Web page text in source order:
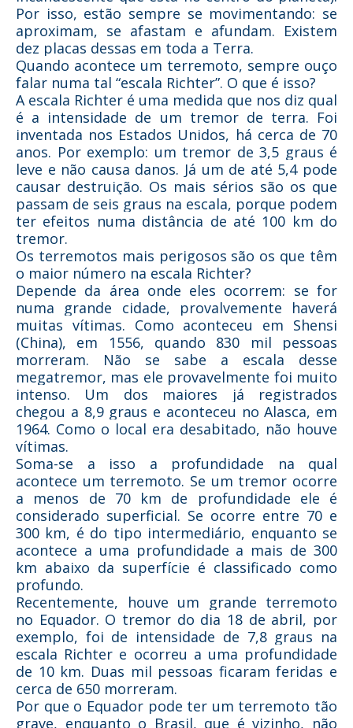
Por isso, estão sempre se movimentando: se
aproximam, se afastam e afundam. Existem
dez placas dessas em toda a Terra.
Quando acontece um terremoto, sempre ouço
falar numa tal “escala Richter”. O que é isso?
A escala Richter é uma medida que nos diz qual
é a intensidade de um tremor de terra. Foi
inventada nos Estados Unidos, há cerca de 70
anos. Por exemplo: um tremor de 3,5 graus é
leve e não causa danos. Já um de até 5,4 pode
causar destruição. Os mais sérios são os que
passam de seis graus na escala, porque podem
ter efeitos numa distância de até 100 km do
tremor.
Os terremotos mais perigosos são os que têm
o maior número na escala Richter?
Depende da área onde eles ocorrem: se for
numa grande cidade, provalvemente haverá
muitas vítimas. Como aconteceu em Shensi
(China), em 1556, quando 830 mil pessoas
morreram. Não se sabe a escala desse
megatremor, mas ele provavelmente foi muito
intenso. Um dos maiores já registrados
chegou a 8,9 graus e aconteceu no Alasca, em
1964. Como o local era desabitado, não houve
vítimas.
Soma-se a isso a profundidade na qual
acontece um terremoto. Se um tremor ocorre
a menos de 70 km de profundidade ele é
considerado superficial. Se ocorre entre 70 e
300 km, é do tipo intermediário, enquanto se
acontece a uma profundidade a mais de 300
km abaixo da superfície é classificado como
profundo.
Recentemente, houve um grande terremoto
no Equador. O tremor do dia 18 de abril, por
exemplo, foi de intensidade de 7,8 graus na
escala Richter e ocorreu a uma profundidade
de 10 km. Duas mil pessoas ficaram feridas e
cerca de 650 morreram.
Por que o Equador pode ter um terremoto tão
grave, enquanto o Brasil, que é vizinho, não